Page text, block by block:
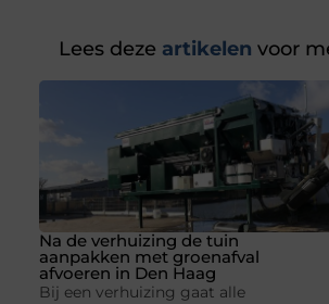
Lees deze artikelen voor
Na de verhuizing de tuin
aanpakken met groenafval
afvoeren in Den Haag
Bij een verhuizing gaat alle